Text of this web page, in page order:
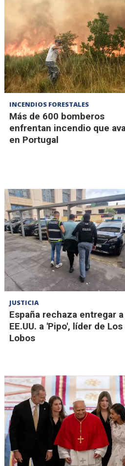
INCENDIOS FORESTALES
Más de 600 bomberos
enfrentan incendio que
en Portugal
JUSTICIA
España rechaza entregar a
EE.UU. a 'Pipo', líder de Los
Lobos